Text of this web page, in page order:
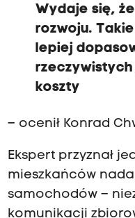
Wydaje się,
rozwoju.
lepiej
koszty
– ocenił Konrad
Ekspert przyznał
mieszkańców
samochodów –
komunikacji